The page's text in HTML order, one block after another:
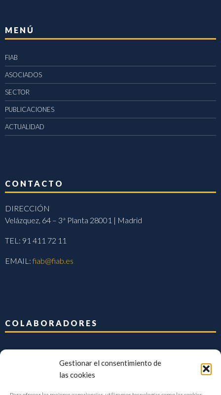
Gestionar el consentimiento de
las cookies
MENÚ
FIAB
ASOCIADOS
SECTOR
PUBLICACIONES
ACTUALIDAD
CONTACTO
DIRECCIÓN
Velázquez, 64 – 3ª Planta 28001 | Madrid
TEL: 91 411 72 11
EMAIL:fiab@fiab.es
COLABORADORES